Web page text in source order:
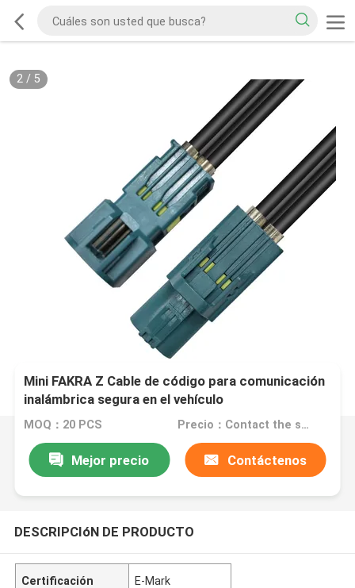
2/ 5
Mini FAKRA Z Cable de código para comunicación
inalámbrica segura en el vehículo
MOQ：20 PCS Precio：Contact the seller
Mejor precio Contáctenos
DESCRIPCIóN DE PRODUCTO
Certificación E-Mark